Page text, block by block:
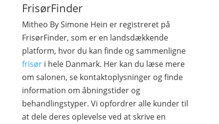
FrisørFinder
Mitheo By Simone Hein er registreret på
FrisørFinder, som er en landsdækkende
platform, hvor du kan finde og sammenligne
frisøri hele Danmark. Her kan du læse mere
om salonen, se kontaktoplysninger og finde
information om åbningstider og
behandlingstyper. Vi opfordrer alle kunder til
at dele deres oplevelse ved at skrive en